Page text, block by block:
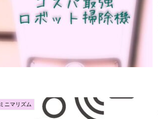
ミニマリズム